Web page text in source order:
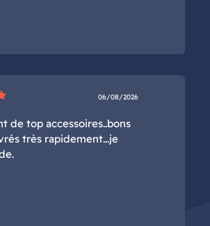
06/08/2026
de top accessoires..bons
très rapidement...je